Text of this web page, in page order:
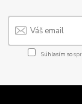
Súhlasím so